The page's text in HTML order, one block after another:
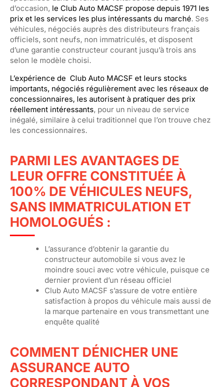
d’occasion, le Club Auto MACSF propose depuis 1971 les
prix et les services les plus intéressants du marché. Ses
véhicules, négociés auprès des distributeurs français
officiels, sont neufs, non immatriculés, et disposent
d’une garantie constructeur courant jusqu’à trois ans
selon le modèle choisi.
L’expérience de Club Auto MACSF et leurs stocks
importants, négociés régulièrement avec les réseaux de
concessionnaires, les autorisent à pratiquer des prix
réellement intéressants, pour un niveau de service
inégalé, similaire à celui traditionnel que l’on trouve chez
les concessionnaires.
PARMI LES AVANTAGES DE
LEUR OFFRE CONSTITUÉE À
100% DE VÉHICULES NEUFS,
SANS IMMATRICULATION ET
HOMOLOGUÉS :
L’assurance d’obtenir la garantie du
constructeur automobile si vous avez le
moindre souci avec votre véhicule, puisque ce
dernier provient d’un réseau officiel
Club Auto MACSF s’assure de votre entière
satisfaction à propos du véhicule mais aussi de
la marque partenaire en vous transmettant une
enquête qualité
COMMENT DÉNICHER UNE
ASSURANCE AUTO
CORRESPONDANT À VOS